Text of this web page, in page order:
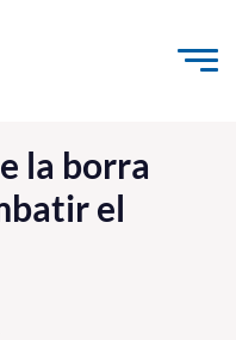
la borra
el